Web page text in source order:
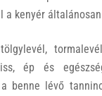
a kenyér
tölgylevél,
ép és
benne lévő